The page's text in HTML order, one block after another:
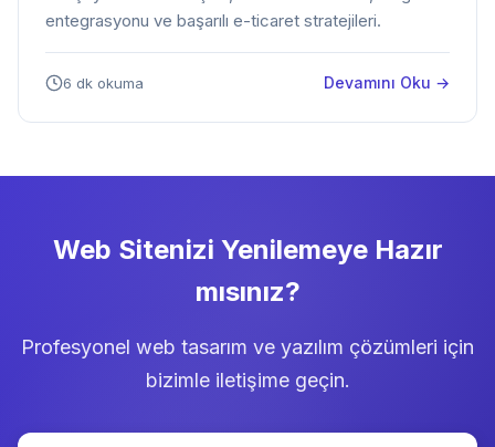
entegrasyonu ve başarılı e-ticaret stratejileri.
6 dk okuma Devamını Oku →
Web Sitenizi Yenilemeye Hazır
mısınız?
Profesyonel web tasarım ve yazılım çözümleri için
bizimle iletişime geçin.